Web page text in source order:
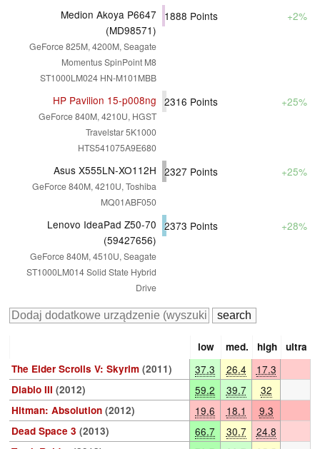
Medion Akoya P6647
(MD98571)
GeForce 825M, 4200M, Seagate
Momentus SpinPoint M8
ST1000LM024 HN-M101MBB
1888 Points +2%
HP Pavilion 15-p008ng
GeForce 840M, 4210U, HGST
Travelstar 5K1000
HTS541075A9E680
2316 Points +25%
Asus X555LN-XO112H
GeForce 840M, 4210U, Toshiba
MQ01ABF050
2327 Points +25%
Lenovo IdeaPad Z50-70
(59427656)
GeForce 840M, 4510U, Seagate
ST1000LM014 Solid State Hybrid
Drive
2373 Points +28%
low med. high
ultra
The Elder Scrolls V: Skyrim (2011) 37.3 26.4 17.3
Diablo III (2012) 59.2 39.7 32
Hitman: Absolution (2012) 19.6 18.1 9.3
Dead Space 3 (2013) 66.7 30.7 24.8